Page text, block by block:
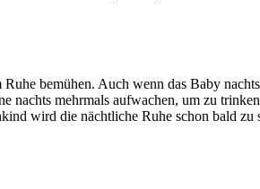
bemühen. Auch wenn das Baby
mehrmals aufwachen, um zu
wird die nächtliche Ruhe schon bald